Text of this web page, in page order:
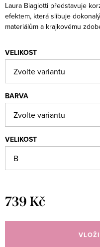
Laura Biagiotti představuje
efektem, která slibuje
materiálům a krajkovému
VELIKOST
BARVA
VELIKOST
739 Kč
cena: